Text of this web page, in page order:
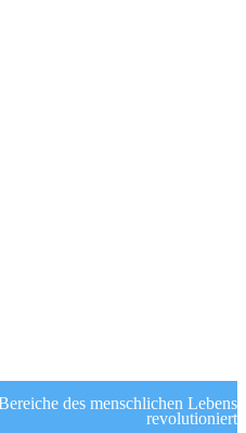
des menschlichen Lebens
revolutioniert